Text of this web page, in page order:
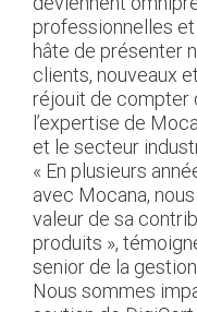
professionnelles
hâte de présenter
clients, nouveaux
réjouit de compter
l’expertise de
et le secteur
« En plusieurs
avec Mocana,
valeur de sa
produits »,
senior de la
Nous sommes